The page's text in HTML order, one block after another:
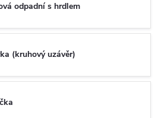
odpadní s hrdlem
(kruhový uzávěr)